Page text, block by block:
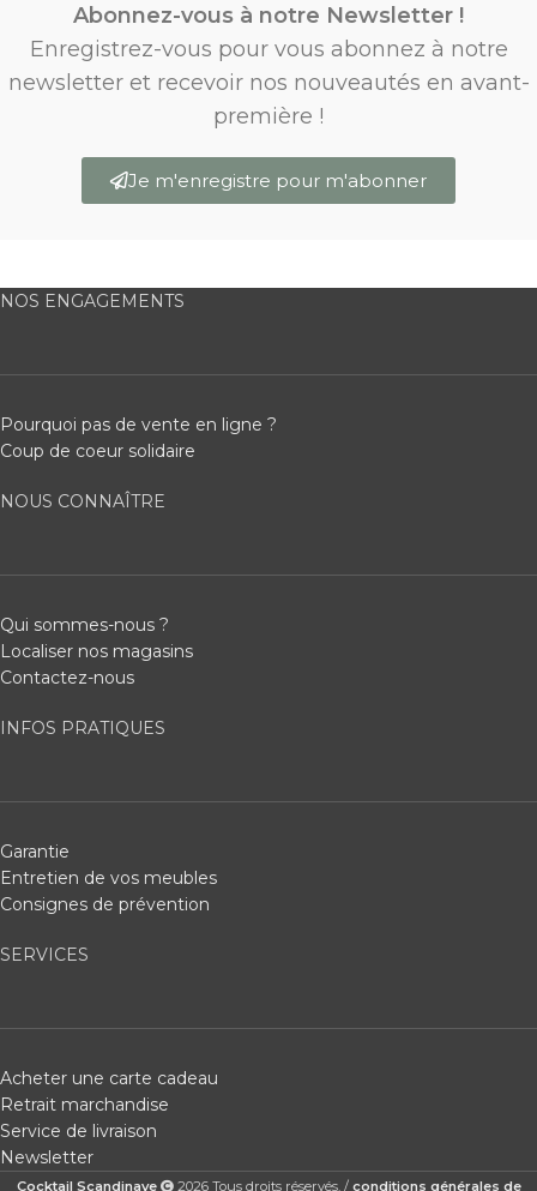
Abonnez-vous à notre Newsletter !
Enregistrez-vous pour vous abonnez à notre
newsletter et recevoir nos nouveautés en avant-
première !
Je m'enregistre pour m'abonner
NOS ENGAGEMENTS
Pourquoi pas de vente en ligne ?
Coup de coeur solidaire
NOUS CONNAÎTRE
Qui sommes-nous ?
Localiser nos magasins
Contactez-nous
INFOS PRATIQUES
Garantie
Entretien de vos meubles
Consignes de prévention
SERVICES
Acheter une carte cadeau
Retrait marchandise
Service de livraison
Newsletter
Cocktail Scandinave 2026 Tous droits réservés. / conditions générales de